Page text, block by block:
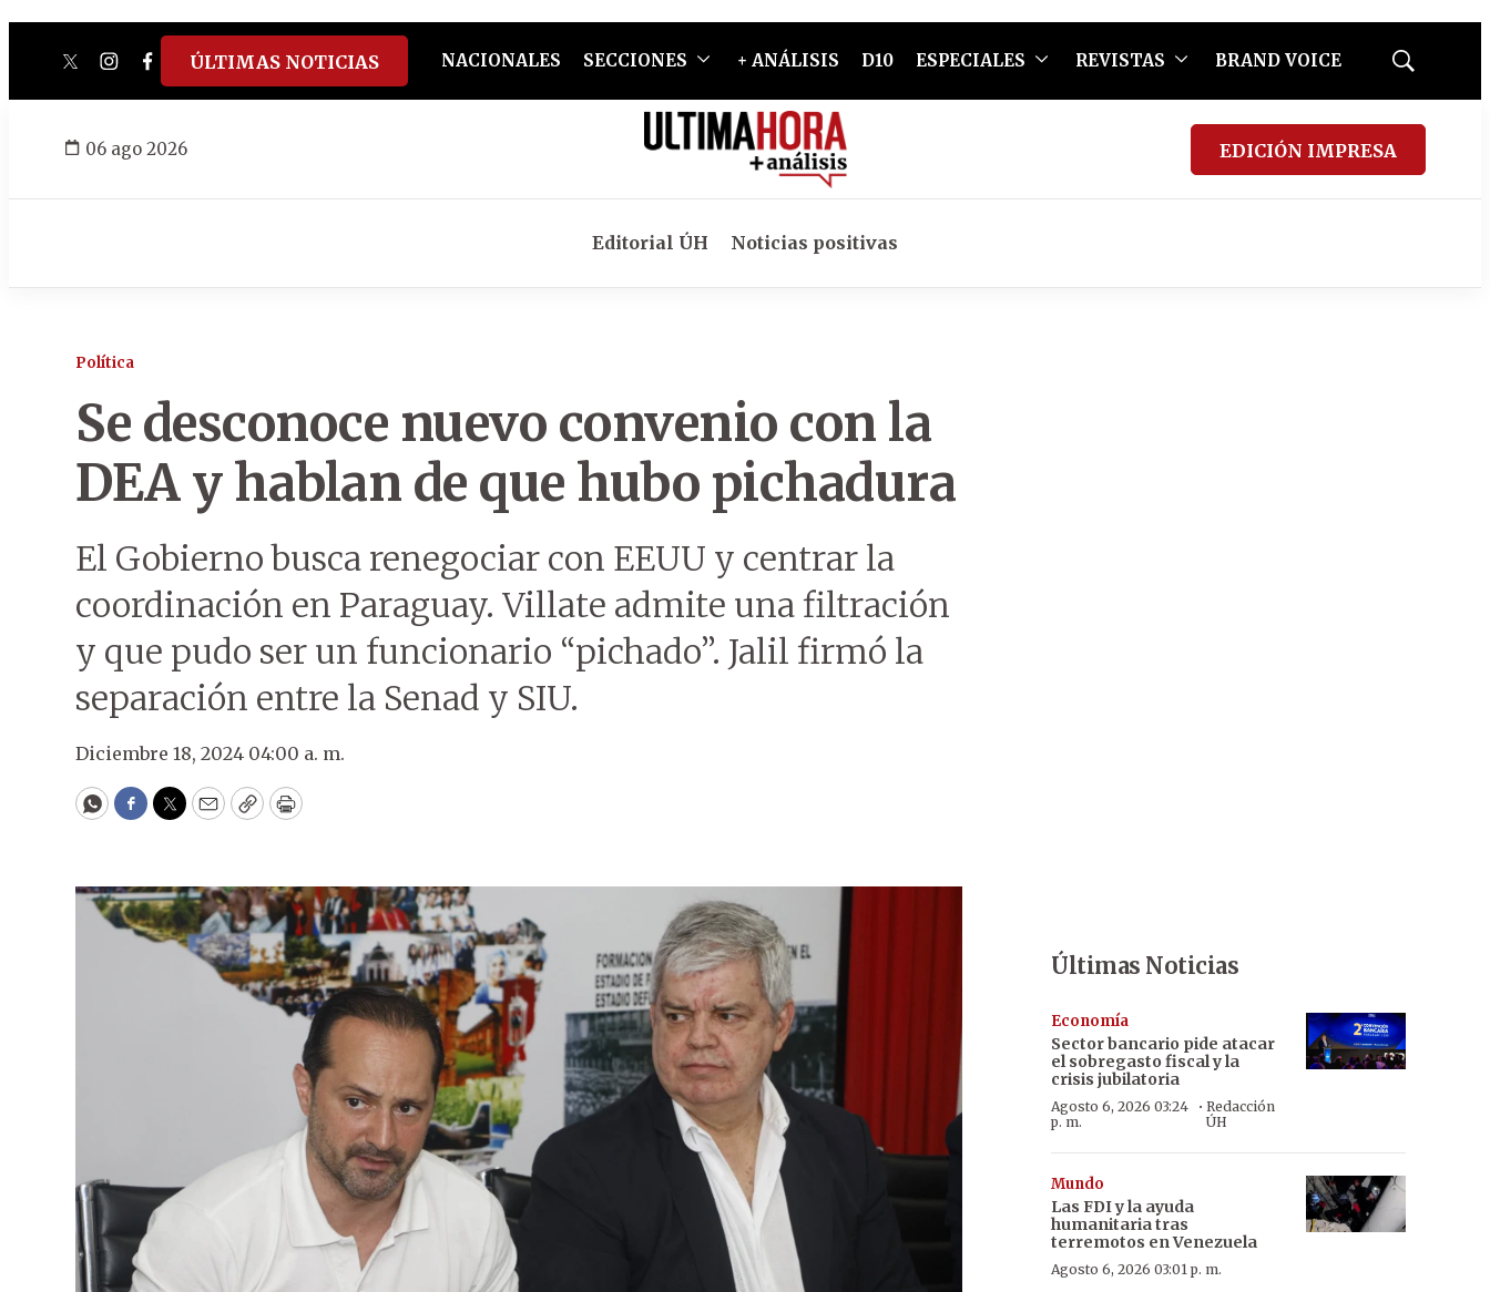
twitterinstagram
facebook
tiktokyoutube
spotify
ÚLTIMAS NOTICIAS NACIONALES SECCIONES + ANÁLISIS D10 ESPECIALES REVISTAS BRAND VOICE
Mostrar
06 ago 2026 EDICIÓN IMPRESA
Editorial ÚH Noticias positivas
Política
Se desconoce nuevo convenio con la
DEA y hablan de que hubo pichadura
El Gobierno busca renegociar con EEUU y centrar la
coordinación en Paraguay. Villate admite una filtración
y que pudo ser un funcionario “pichado”. Jalil firmó la
separación entre la Senad y SIU.
Diciembre 18, 2024 04:00 a. m.
WhatsApp
Facebook
Twitter
EmailCopyPrint
Últimas Noticias
Economía
Sector bancario pide atacar
el sobregasto fiscal y la
crisis jubilatoria
Agosto 6, 2026 03:24
p. m.
· Redacción
ÚH
Mundo
Las FDI y la ayuda
humanitaria tras
terremotos en Venezuela
Agosto 6, 2026 03:01 p. m.